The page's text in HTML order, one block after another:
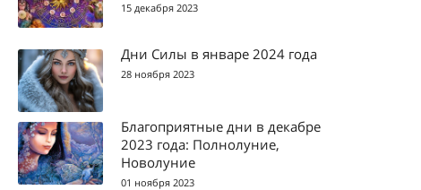
15 декабря 2023
Дни Силы в январе 2024 года
28 ноября 2023
Благоприятные дни в декабре
2023 года: Полнолуние,
Новолуние
01 ноября 2023